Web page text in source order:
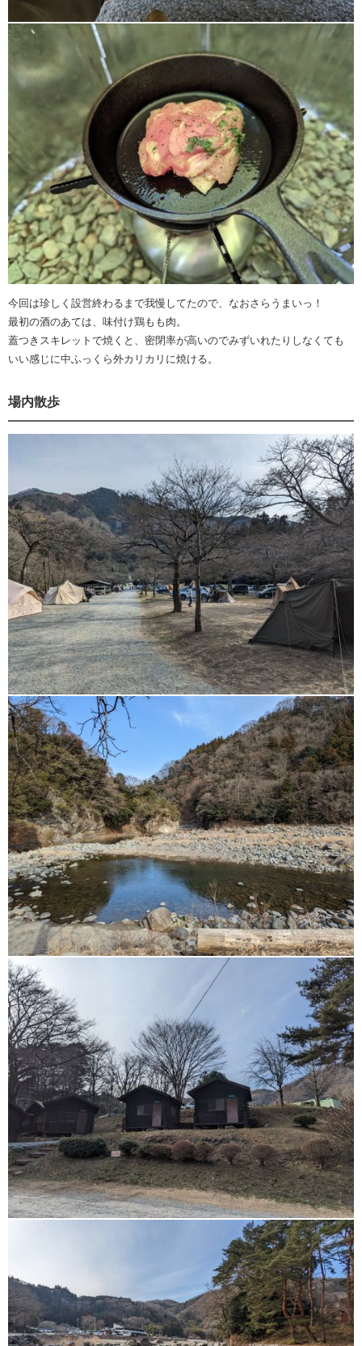
今回は珍しく設営終わるまで我慢してたので、なおさらうまいっ！
最初の酒のあては、味付け鶏もも肉。
蓋つきスキレットで焼くと、密閉率が高いのでみずいれたりしなくても
いい感じに中ふっくら外カリカリに焼ける。
場内散歩